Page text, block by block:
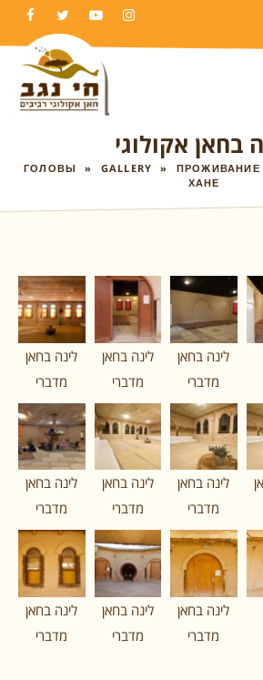
בחאן אקולוגי
ГОЛОВЫ » GALLERY »
ХАНЕ
לינה בחאן
מדברי
לינה בחאן
מדברי
לינה בחאן
מדברי
לינה בחאן
מדברי
לינה בחאן
מדברי
לינה בחאן
מדברי
לינה בחאן
מדברי
לינה בחאן
מדברי
לינה בחאן
מדברי